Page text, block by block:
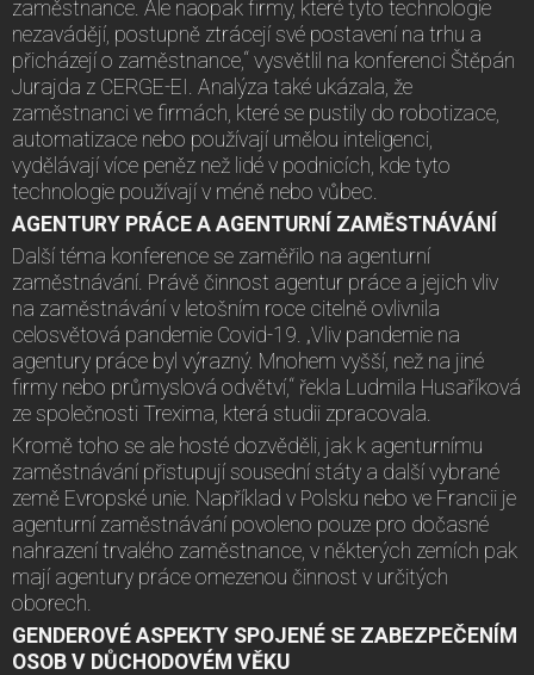
zaměstnance. Ale naopak firmy, které tyto technologie
nezavádějí, postupně ztrácejí své postavení na trhu a
přicházejí o zaměstnance,“ vysvětlil na konferenci Štěpán
Jurajda z CERGE-EI. Analýza také ukázala, že
zaměstnanci ve firmách, které se pustily do robotizace,
automatizace nebo používají umělou inteligenci,
vydělávají více peněz než lidé v podnicích, kde tyto
technologie používají v méně nebo vůbec.
AGENTURY PRÁCE A AGENTURNÍ ZAMĚSTNÁVÁNÍ
Další téma konference se zaměřilo na agenturní
zaměstnávání. Právě činnost agentur práce a jejich vliv
na zaměstnávání v letošním roce citelně ovlivnila
celosvětová pandemie Covid-19. „Vliv pandemie na
agentury práce byl výrazný. Mnohem vyšší, než na jiné
firmy nebo průmyslová odvětví,“ řekla Ludmila Husaříková
ze společnosti Trexima, která studii zpracovala.
Kromě toho se ale hosté dozvěděli, jak k agenturnímu
zaměstnávání přistupují sousední státy a další vybrané
země Evropské unie. Například v Polsku nebo ve Francii je
agenturní zaměstnávání povoleno pouze pro dočasné
nahrazení trvalého zaměstnance, v některých zemích pak
mají agentury práce omezenou činnost v určitých
oborech.
GENDEROVÉ ASPEKTY SPOJENÉ SE ZABEZPEČENÍM
OSOB V DŮCHODOVÉM VĚKU